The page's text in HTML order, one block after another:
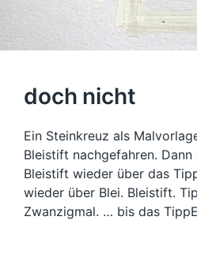
doch nicht
Ein Steinkreuz als
Bleistift nachgefahren.
Bleistift wieder über das
wieder über Blei. Bleistift.
Zwanzigmal. … bis das